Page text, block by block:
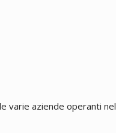
varie aziende operanti nel